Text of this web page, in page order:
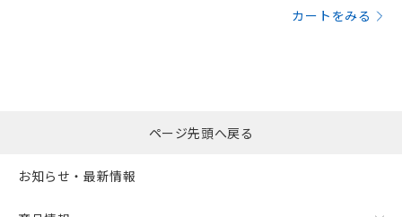
カートをみる
ページ先頭へ戻る
お知らせ・最新情報